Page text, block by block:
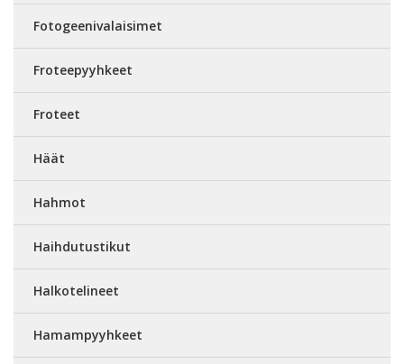
Fotogeenivalaisimet
Froteepyyhkeet
Froteet
Häät
Hahmot
Haihdutustikut
Halkotelineet
Hamampyyhkeet